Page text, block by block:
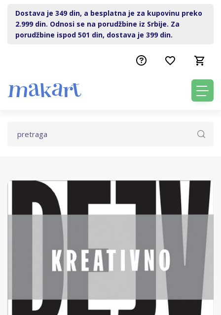
Dostava je 349 din, a besplatna je za kupovinu preko
2.999 din. Odnosi se na porudžbine iz Srbije. Za
porudžbine ispod 501 din, dostava je 399 din.